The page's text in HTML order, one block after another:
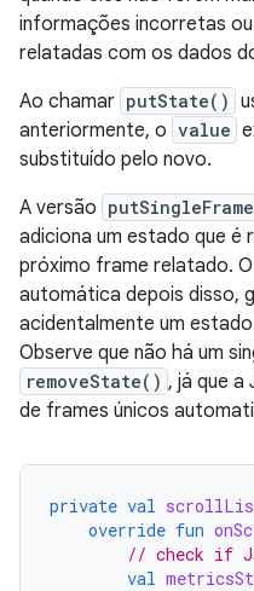
informações incorretas
relatadas com os dados
Ao chamar putState()
anteriormente, o value
substituído pelo novo.
A versão
adiciona um estado que é
próximo frame relatado.
automática depois disso,
acidentalmente um
Observe que não há um
removeState() , já que
de frames únicos
private val
override fun
// check if
val